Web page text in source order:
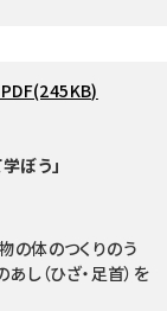
ぼう」
の体のつくりのう
し（ひざ・足首）を